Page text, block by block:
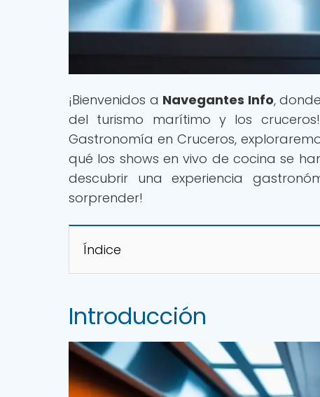
¡Bienvenidos a Navegantes Info,
del turismo marítimo y los
Gastronomía en Cruceros,
qué los shows en vivo de cocina se
descubrir una experiencia
sorprender!
Índice
Introducción